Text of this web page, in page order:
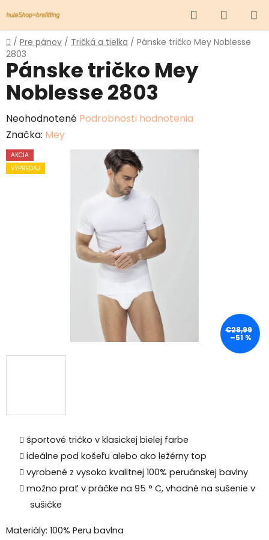
na
obsah
Hľadať
KOŠÍK
Domov
/ Pre pánov / Tričká a tielka / Pánske tričko Mey Noblesse
2803
športové tričko v klasickej bielej farbe
ideálne pod košeľu alebo ako ležérny top
vyrobené z vysoko kvalitnej 100% peruánskej bavlny
možno prať v práčke na 95 ° C, vhodné na sušenie v
sušičke
Materiály: 100% Peru bavlna
Pánske tričko Mey
Noblesse 2803
Priemerné
hodnotenie
produktu
je
Neohodnotené Podrobnosti hodnotenia
Značka: Mey
AKCIA
VÝPREDAJ
€28,99
–51 %